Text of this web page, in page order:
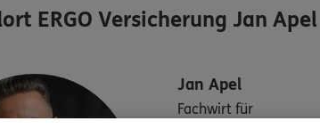
ERGO Versicherung Jan Apel
Jan Apel
Fachwirt für